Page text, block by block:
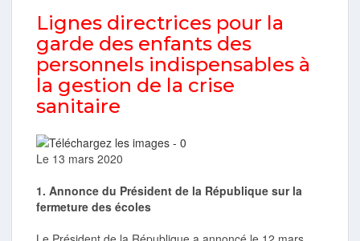
Lignes directrices pour la
garde des enfants des
personnels indispensables à
la gestion de la crise
sanitaire
Le 13 mars 2020
1. Annonce du Président de la République sur la
fermeture des écoles